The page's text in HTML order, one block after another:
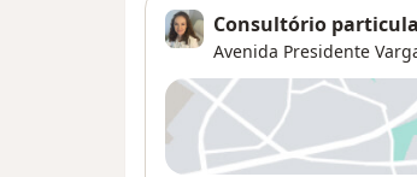
Consultório
Avenida Presidente